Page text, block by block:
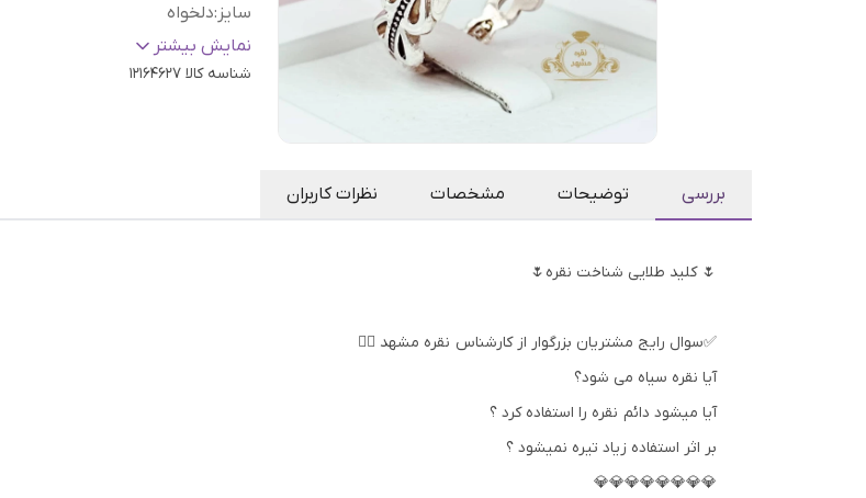
سایز :دلخواه
رنگ نگین:سرخ پرتقالینمایش بیشتر
شناسه کالا 12164627
بررسی توضیحات مشخصات نظرات کاربران
🌷 کلید طلایی شناخت نقره🌷
✅سوال رایج مشتریان بزرگوار از کارشناس نقره مشهد 👇🏻
آیا نقره سیاه می شود؟
آیا میشود دائم نقره را استفاده کرد ؟
بر اثر استفاده زیاد تیره نمیشود ؟
💎💎💎💎💎💎💎💎